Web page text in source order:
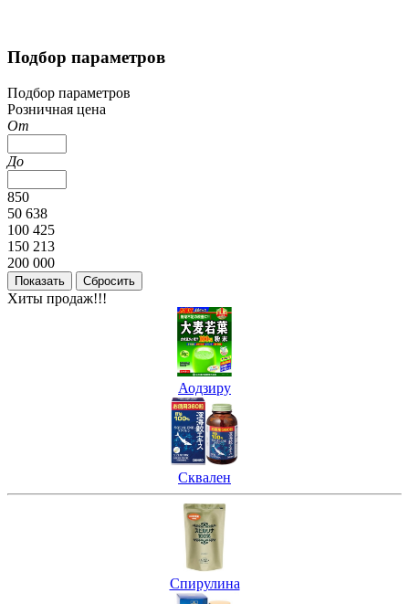
Подбор параметров
Подбор параметров
Розничная цена
От
До
850
50 638
100 425
150 213
200 000
Хиты продаж!!!
Аодзиру
Сквален
Спирулина